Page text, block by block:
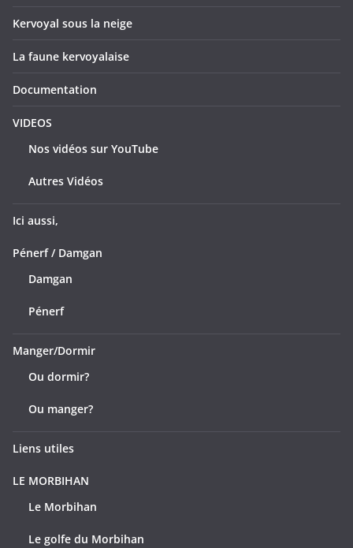
Kervoyal sous la neige
La faune kervoyalaise
Documentation
VIDEOS
Nos vidéos sur YouTube
Autres Vidéos
Ici aussi,
Pénerf / Damgan
Damgan
Pénerf
Manger/Dormir
Ou dormir?
Ou manger?
Liens utiles
LE MORBIHAN
Le Morbihan
Le golfe du Morbihan